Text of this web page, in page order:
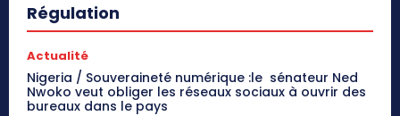
Régulation
Actualité
Nigeria / Souveraineté numérique :le sénateur Ned
Nwoko veut obliger les réseaux sociaux à ouvrir des
bureaux dans le pays